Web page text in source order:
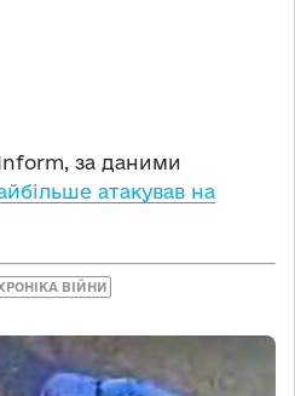
за даними
атакував на
ВІЙНИ